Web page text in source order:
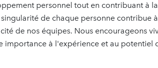
personnel tout en contribuant à
de chaque personne contribue
de nos équipes. Nous encourageons
importance à l'expérience et au potentiel